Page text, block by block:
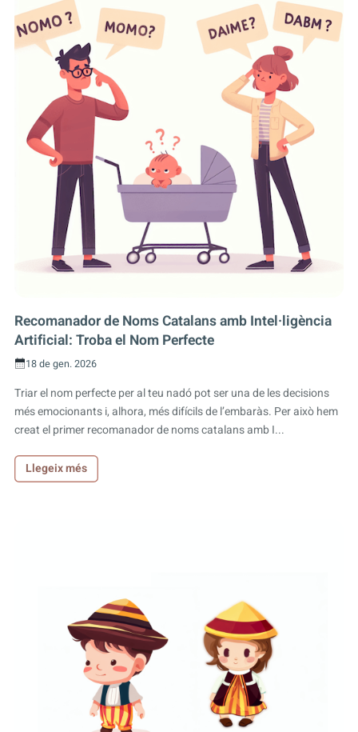
Recomanador de Noms Catalans amb Intel·ligència
Artificial: Troba el Nom Perfecte
18 de gen. 2026
Triar el nom perfecte per al teu nadó pot ser una de les decisions
més emocionants i, alhora, més difícils de l’embaràs. Per això hem
creat el primer recomanador de noms catalans amb I...
Llegeix més